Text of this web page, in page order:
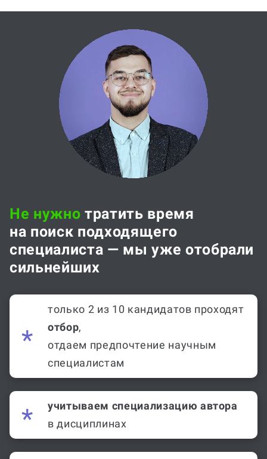
Не нужно тратить время
на поиск подходящего
специалиста — мы уже отобрали
сильнейших
только 2 из 10 кандидатов проходят
отбор,
отдаем предпочтение научным
специалистам
учитываем специализацию автора
в дисциплинах